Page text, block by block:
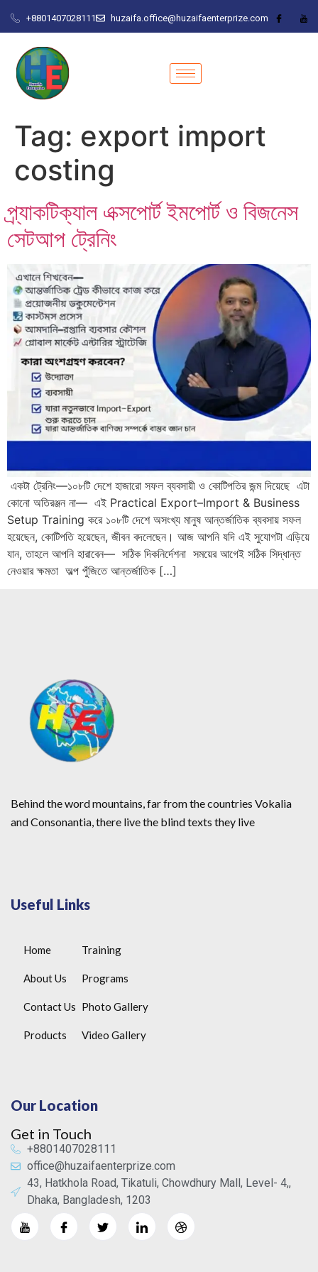
+8801407028111 huzaifa.office@huzaifaenterprize.com
Tag: export import
costing
প্র্যাকটিক্যাল এক্সপোর্ট ইমপোর্ট ও বিজনেস
সেটআপ ট্রেনিং
একটা ট্রেনিং—১০৮টি দেশে হাজারো সফল ব্যবসায়ী ও কোটিপতির জন্ম দিয়েছে এটা
কোনো অতিরঞ্জন না— এই Practical Export–Import & Business
Setup Training করে ১০৮টি দেশে অসংখ্য মানুষ আন্তর্জাতিক ব্যবসায় সফল
হয়েছেন, কোটিপতি হয়েছেন, জীবন বদলেছেন। আজ আপনি যদি এই সুযোগটা এড়িয়ে
যান, তাহলে আপনি হারাবেন— সঠিক দিকনির্দেশনা সময়ের আগেই সঠিক সিদ্ধান্ত
নেওয়ার ক্ষমতা অল্প পুঁজিতে আন্তর্জাতিক […]
Behind the word mountains, far from the countries Vokalia
and Consonantia, there live the blind texts they live
Useful Links
Home
About Us
Contact Us
Products
Training
Programs
Photo Gallery
Video Gallery
Our Location
Get in Touch
+8801407028111
office@huzaifaenterprize.com
43, Hatkhola Road, Tikatuli, Chowdhury Mall, Level- 4,,
Dhaka, Bangladesh, 1203